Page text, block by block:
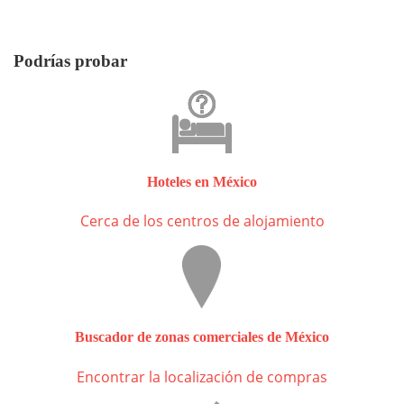
Podrías probar
Hoteles en México
Cerca de los centros de alojamiento
Buscador de zonas comerciales de México
Encontrar la localización de compras